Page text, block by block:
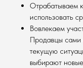
Отрабатываем
использовать
Вовлекаем
Продавцы
текущую
выбирают